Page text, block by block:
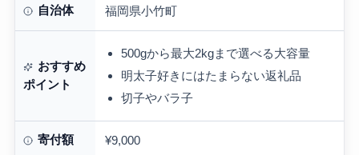
自治体 福岡県小竹町
おすすめ
ポイント
500gから最大2kgまで選べる大容量
明太子好きにはたまらない返礼品
切子やバラ子
寄付額 ¥9,000